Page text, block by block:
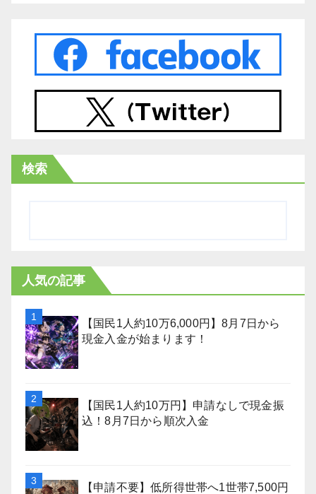
検索
人気の記事
【国民1人約10万6,000円】8月7日から
現金入金が始まります！
【国民1人約10万円】申請なしで現金振
込！8月7日から順次入金
【申請不要】低所得世帯へ1世帯7,500円